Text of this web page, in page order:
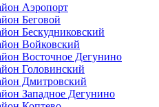
Аэропорт
Беговой
Бескудниковский
Войковский
Восточное Дегунино
Головинский
Дмитровский
Западное Дегунино